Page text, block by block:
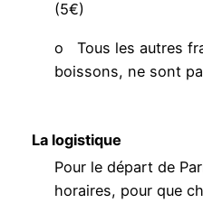
(5€)
o Tous les autres
boissons, ne sont
La logistique
Pour le départ de
horaires, pour que